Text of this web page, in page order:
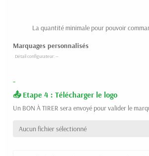
La quantité minimale pour pouvoir
Marquages personnalisés
-
Etape 4 : Télécharger le logo
Un BON À TIRER sera envoyé pour valider le
Aucun fichier sélectionné